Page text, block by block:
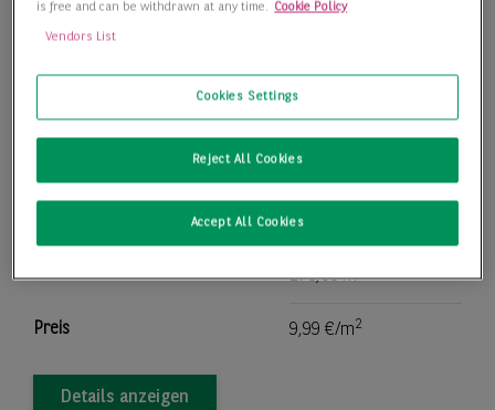
Preiswerte Büroflächen direkt in Schwabing!
2.817,00 m
Teilbar ab 276,00 m
Preis 9,99 €/m2
Details anzeigen
is free and can be withdrawn at any time. Cookie Policy
Vendors List
Cookies Settings
Reject All Cookies
Accept All Cookies